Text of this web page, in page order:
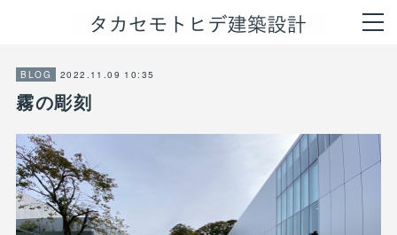
BLOG 2022.11.09 10:35
霧の彫刻